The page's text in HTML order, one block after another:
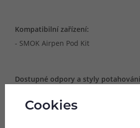
Kompatibilní zařízení:
- SMOK Airpen Pod Kit
Dostupné odpory a styly
Cookies